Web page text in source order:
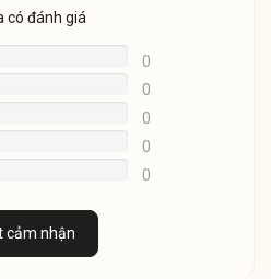
có đánh giá
0
0
0
0
0
cảm nhận